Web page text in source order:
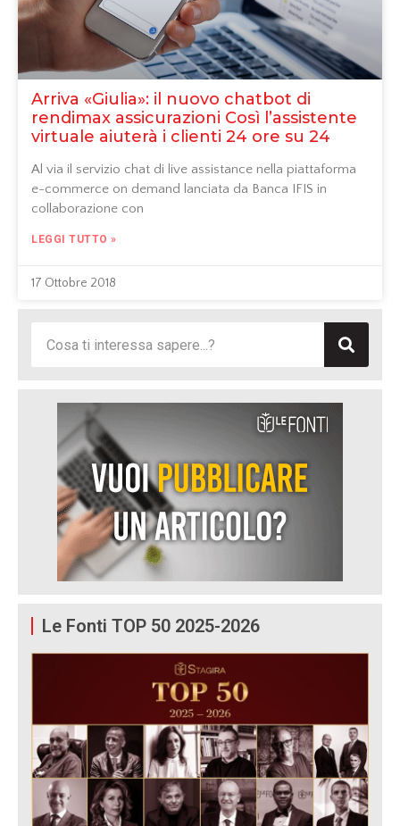
Arriva «Giulia»: il nuovo chatbot di
rendimax assicurazioni Così l’assistente
virtuale aiuterà i clienti 24 ore su 24
Al via il servizio chat di live assistance nella piattaforma
e-commerce on demand lanciata da Banca IFIS in
collaborazione con
LEGGI TUTTO »
17 Ottobre 2018
Le Fonti TOP 50 2025-2026